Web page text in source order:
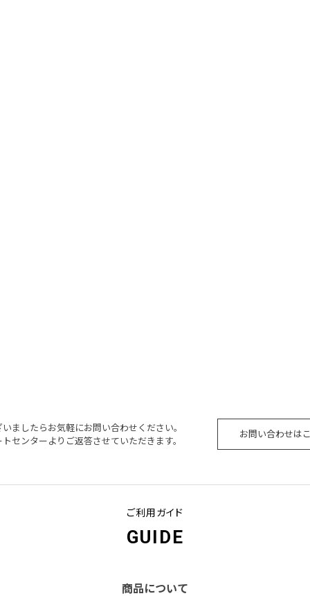
ましたらお気軽にお問い合わせください。
センターよりご返答させていただきます。
お問い合わせは
ご利用ガイド
GUIDE
商品について